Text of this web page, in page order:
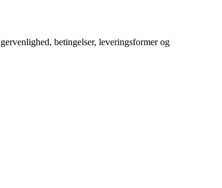
betingelser, leveringsformer og